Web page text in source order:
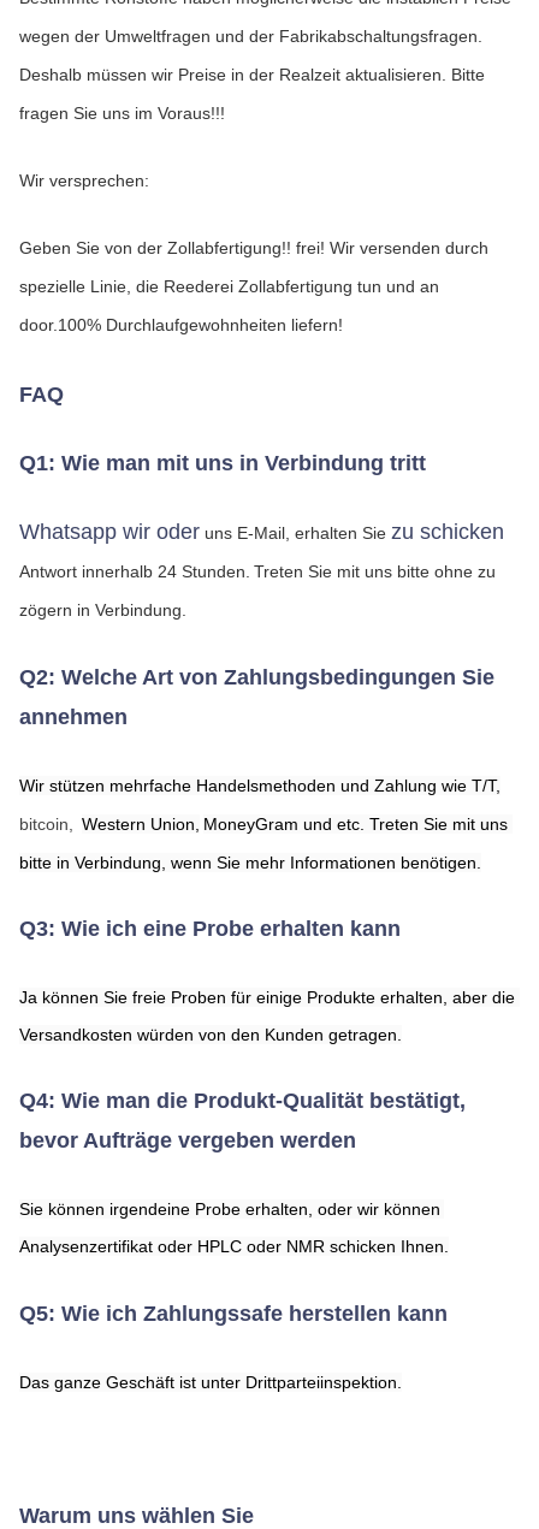
wegen der Umweltfragen und der Fabrikabschaltungsfragen.
Deshalb müssen wir Preise in der Realzeit aktualisieren. Bitte
fragen Sie uns im Voraus!!!
Wir versprechen:
Geben Sie von der Zollabfertigung!! frei! Wir versenden durch
spezielle Linie, die Reederei Zollabfertigung tun und an
door.100% Durchlaufgewohnheiten liefern!
FAQ
Q1: Wie man mit uns in Verbindung tritt
Whatsapp wir oder uns E-Mail, erhalten Sie zu schicken
Antwort innerhalb 24 Stunden. Treten Sie mit uns bitte ohne zu
zögern in Verbindung.
Q2: Welche Art von Zahlungsbedingungen Sie
annehmen
Wir stützen mehrfache Handelsmethoden und Zahlung wie T/T,
bitcoin,
Western Union, MoneyGram und etc. Treten Sie mit uns
bitte in Verbindung, wenn Sie mehr Informationen benötigen.
Q3: Wie ich eine Probe erhalten kann
Ja können Sie freie Proben für einige Produkte erhalten, aber die
Versandkosten würden von den Kunden getragen.
Q4: Wie man die Produkt-Qualität bestätigt,
bevor Aufträge vergeben werden
Sie können irgendeine Probe erhalten, oder wir können
Analysenzertifikat oder HPLC oder NMR schicken Ihnen.
Q5: Wie ich Zahlungssafe herstellen kann
Das ganze Geschäft ist unter Drittparteiinspektion.
Warum uns wählen Sie